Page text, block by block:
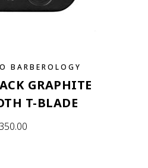
BARBEROLOGY
GRAPHITE
T-BLADE
350.00